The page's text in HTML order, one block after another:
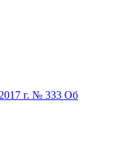
г. № 333 Об